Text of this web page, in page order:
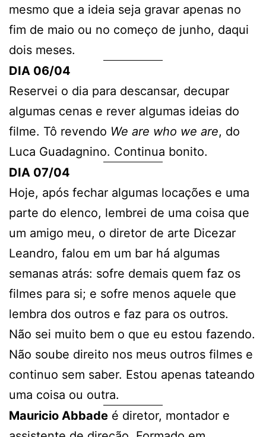
mesmo que a ideia seja gravar apenas no
fim de maio ou no começo de junho, daqui
dois meses.
DIA 06/04
Reservei o dia para descansar, decupar
algumas cenas e rever algumas ideias do
filme. Tô revendo We are who we are, do
Luca Guadagnino. Continua bonito.
DIA 07/04
Hoje, após fechar algumas locações e uma
parte do elenco, lembrei de uma coisa que
um amigo meu, o diretor de arte Dicezar
Leandro, falou em um bar há algumas
semanas atrás: sofre demais quem faz os
filmes para si; e sofre menos aquele que
lembra dos outros e faz para os outros.
Não sei muito bem o que eu estou fazendo.
Não soube direito nos meus outros filmes e
continuo sem saber. Estou apenas tateando
uma coisa ou outra.
Mauricio Abbade é diretor, montador e